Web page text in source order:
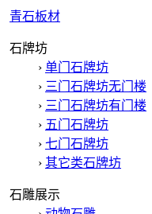
青石板材
石牌坊
› 单门石牌坊
› 三门石牌坊无门楼
› 三门石牌坊有门楼
› 五门石牌坊
› 七门石牌坊
› 其它类石牌坊
石雕展示